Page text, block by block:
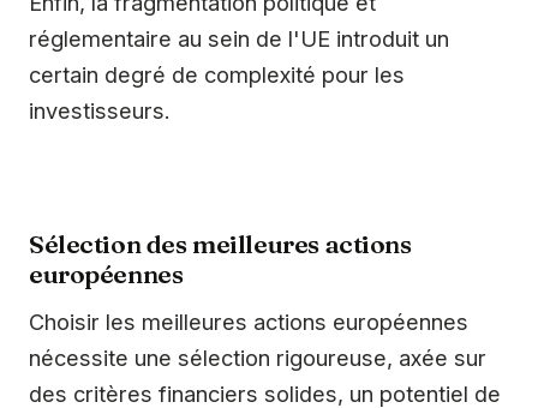
réglementaire au sein de l'UE introduit un
certain degré de complexité pour les
investisseurs.
Sélection des meilleures actions
européennes
Choisir les meilleures actions européennes
nécessite une sélection rigoureuse, axée sur
des critères financiers solides, un potentiel de